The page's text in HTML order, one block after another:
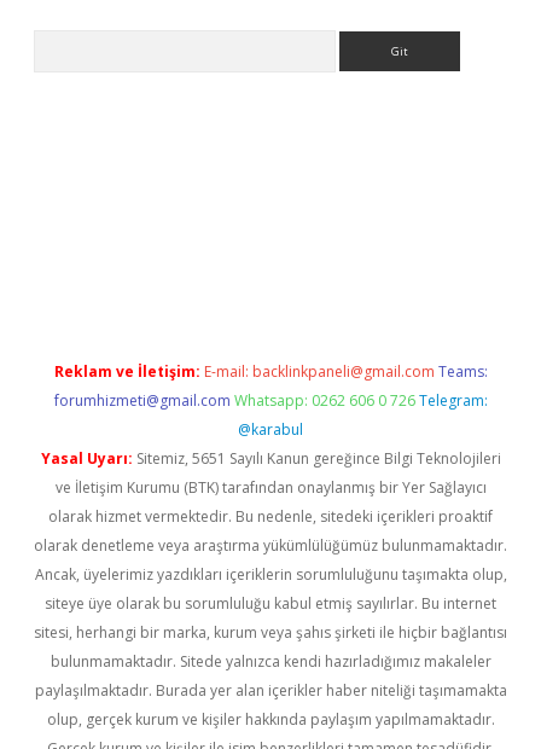
Reklam ve İletişim: E-mail: backlinkpaneli@gmail.com Teams:
forumhizmeti@gmail.com Whatsapp: 0262 606 0 726 Telegram:
@karabul
Yasal Uyarı: Sitemiz, 5651 Sayılı Kanun gereğince Bilgi Teknolojileri
ve İletişim Kurumu (BTK) tarafından onaylanmış bir Yer Sağlayıcı
olarak hizmet vermektedir. Bu nedenle, sitedeki içerikleri proaktif
olarak denetleme veya araştırma yükümlülüğümüz bulunmamaktadır.
Ancak, üyelerimiz yazdıkları içeriklerin sorumluluğunu taşımakta olup,
siteye üye olarak bu sorumluluğu kabul etmiş sayılırlar. Bu internet
sitesi, herhangi bir marka, kurum veya şahıs şirketi ile hiçbir bağlantısı
bulunmamaktadır. Sitede yalnızca kendi hazırladığımız makaleler
paylaşılmaktadır. Burada yer alan içerikler haber niteliği taşımamakta
olup, gerçek kurum ve kişiler hakkında paylaşım yapılmamaktadır.